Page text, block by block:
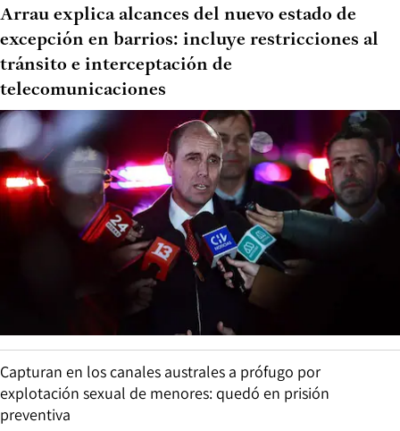
Arrau explica alcances del nuevo estado de
excepción en barrios: incluye restricciones al
tránsito e interceptación de
telecomunicaciones
Capturan en los canales australes a prófugo por
explotación sexual de menores: quedó en prisión
preventiva